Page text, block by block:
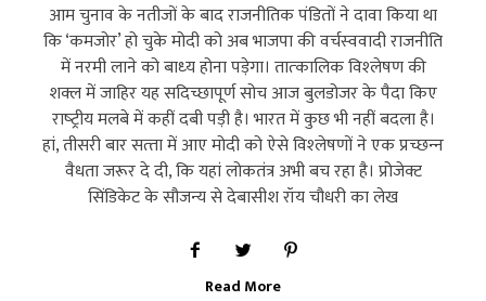
आम चुनाव के नतीजों के बाद राजनीतिक पंडितों ने दावा किया था
कि ‘कमजोर’ हो चुके मोदी को अब भाजपा की वर्चस्‍ववादी राजनीति
में नरमी लाने को बाध्‍य होना पड़ेगा। तात्‍कालिक विश्‍लेषण की
शक्‍ल में जाहिर यह सदिच्‍छापूर्ण सोच आज बुलडोजर के पैदा किए
राष्‍ट्रीय मलबे में कहीं दबी पड़ी है। भारत में कुछ भी नहीं बदला है।
हां, तीसरी बार सत्‍ता में आए मोदी को ऐसे विश्‍लेषणों ने एक प्रच्‍छन्‍न
वैधता जरूर दे दी, कि यहां लोकतंत्र अभी बच रहा है। प्रोजेक्‍ट
सिंडिकेट के सौजन्‍य से देबासीश रॉय चौधरी का लेख
Read More